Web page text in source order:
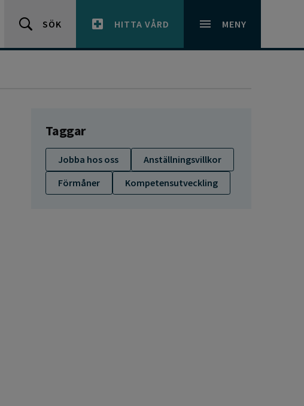
SÖK HITTA VÅRD MENY
Taggar
Jobba hos oss
Anställningsvillkor
Förmåner
Kompetensutveckling